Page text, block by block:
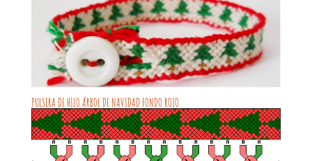
PULSERA DE HILO ÁRBOL DE NAVIDAD FONDO ROJO